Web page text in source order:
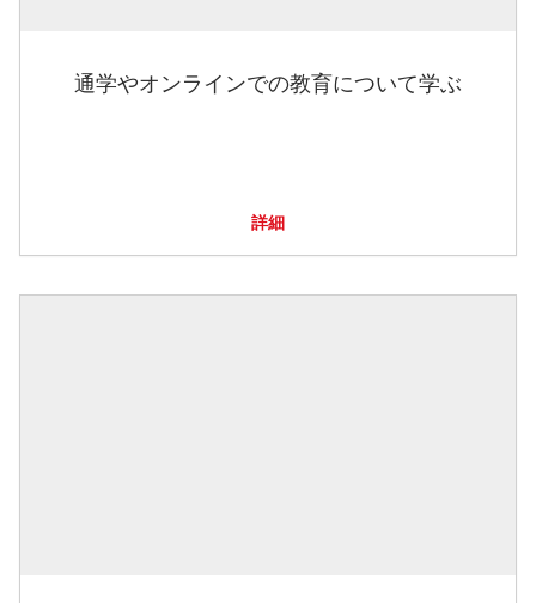
通学やオンラインでの教育について学ぶ
詳細